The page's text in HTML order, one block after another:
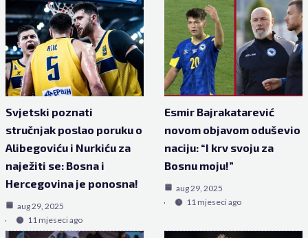
Svjetski poznati
stručnjak poslao poruku o
Alibegoviću i Nurkiću za
naježiti se: Bosna i
Hercegovina je ponosna!
aug 29, 2025
11 mjeseci ago
Esmir Bajrakatarević
novom objavom oduševio
naciju: “I krv svoju za
Bosnu moju!”
aug 29, 2025
11 mjeseci ago